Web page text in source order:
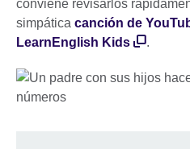
conviene revisarlos
simpática canción de
LearnEnglish Kids
.